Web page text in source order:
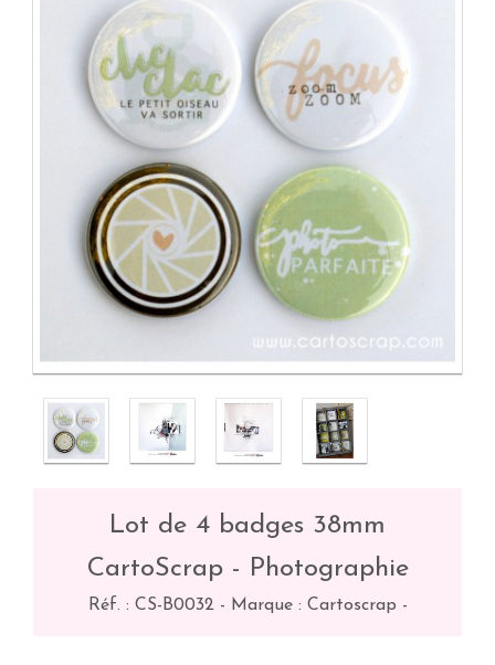
Lot de 4 badges 38mm
CartoScrap - Photographie
Réf. : CS-B0032- Marque : Cartoscrap -